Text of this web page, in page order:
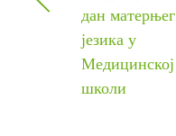
дан матерњег
језика у
Медицинској
школи